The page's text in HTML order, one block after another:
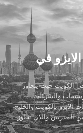
في
الكويت حيث يتجاوز
والشركات
الايزو بالكويت والخليج
المدربين والذي تجاوز